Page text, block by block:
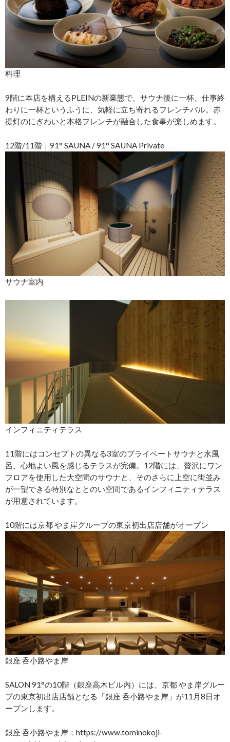
料理
9階に本店を構えるPLEINの新業態で、サウナ後に一杯、仕事終
わりに一杯というふうに、気軽に立ち寄れるフレンチバル。赤
提灯のにぎわいと本格フレンチが融合した食事が楽しめます。
12階/11階｜91° SAUNA / 91° SAUNA Private
サウナ室内
インフィニティテラス
11階にはコンセプトの異なる3室のプライベートサウナと水風
呂、心地よい風を感じるテラスが完備。12階には、贅沢にワン
フロアを使用した大空間のサウナと、そのさらに上空に街並み
が一望できる特別なととのい空間であるインフィニティテラス
が用意されています。
10階には京都 やま岸グループの東京初出店店舗がオープン
銀座 呑小路やま岸
SALON 91°の10階（銀座高木ビル内）には、京都 やま岸グルー
プの東京初出店店舗となる「銀座 呑小路やま岸」が11月8日オ
ープンします。
銀座 呑小路やま岸：https://www.tominokoji-